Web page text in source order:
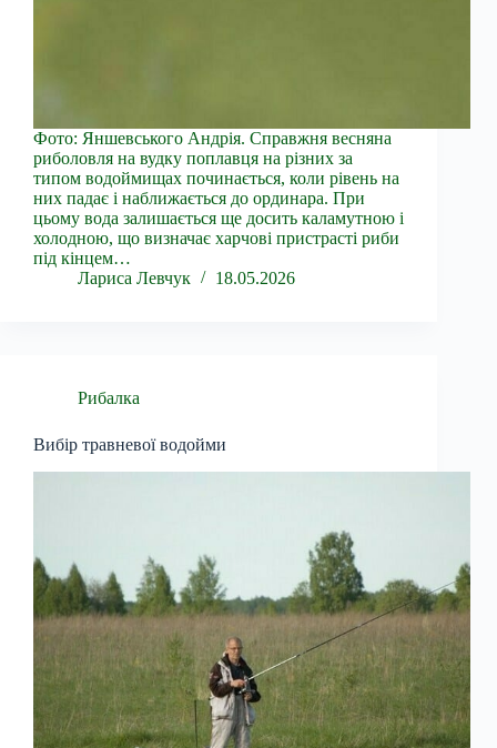
Фото: Яншевського Андрія. Справжня весняна
риболовля на вудку поплавця на різних за
типом водоймищах починається, коли рівень на
них падає і наближається до ординара. При
цьому вода залишається ще досить каламутною і
холодною, що визначає харчові пристрасті риби
під кінцем…
Лариса Левчук
18.05.2026
Рибалка
Вибір травневої водойми